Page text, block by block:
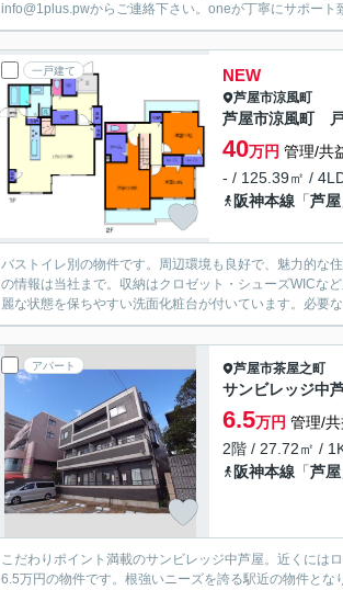
info@1plus.pwからご連絡下さい。oneが丁寧にサポート
一戸建て NEW
芦屋市涼風町
芦屋市涼風町
40万円 管理/共
- / 125.39㎡ /
阪神本線 「芦屋
バストイレ別の物件です。周辺環境も良好で、魅力的な
の情報は当社まで。収納はクロゼット・シューズWICな
麗な状態を保ちやすい洗面化粧台が付いています。必要
アパート 芦屋市茶屋之町
サンビレッジ中
6.5万円 管理/
2階 / 27.72㎡ /
阪神本線 「芦屋
こだわりポイント満載のサンビレッジ中芦屋。近くには
6.5万円の物件です。根強いニーズを誇る駅近の物件と